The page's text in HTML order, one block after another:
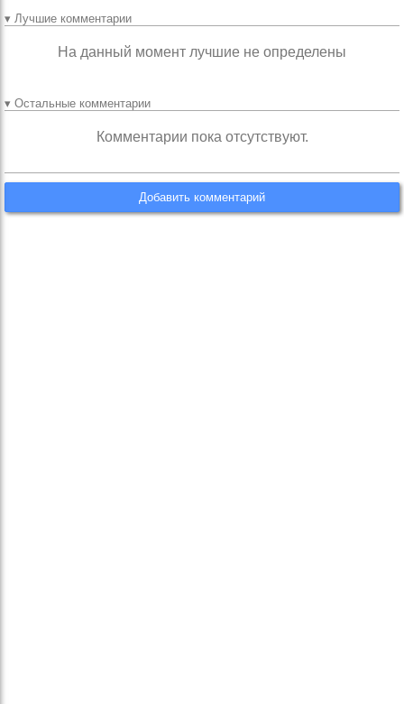
▾ Лучшие комментарии
На данный момент лучшие не определены
▾ Остальные комментарии
Комментарии пока отсутствуют.
Добавить комментарий